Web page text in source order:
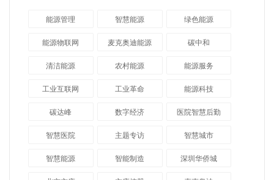
能源管理 智慧能源 绿色能源
能源物联网 麦克奥迪能源 碳中和
清洁能源 农村能源 能源服务
工业互联网 工业革命 能源科技
碳达峰 数字经济 医院智慧后勤
智慧医院 主题专访 智慧城市
​智慧能源 智能制造 深圳华侨城